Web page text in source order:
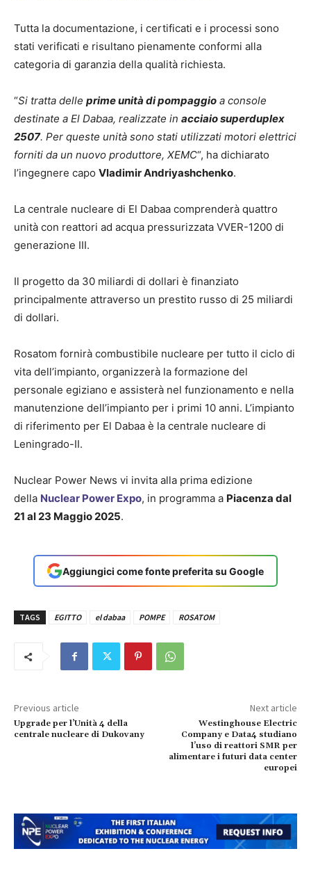
Tutta la documentazione, i certificati e i processi sono
stati verificati e risultano pienamente conformi alla
categoria di garanzia della qualità richiesta.
“Si tratta delle prime unità di pompaggio a console
destinate a El Dabaa, realizzate in acciaio superduplex
2507. Per queste unità sono stati utilizzati motori elettrici
forniti da un nuovo produttore, XEMC“, ha dichiarato
l’ingegnere capo Vladimir Andriyashchenko.
La centrale nucleare di El Dabaa comprenderà quattro
unità con reattori ad acqua pressurizzata VVER-1200 di
generazione III.
Il progetto da 30 miliardi di dollari è finanziato
principalmente attraverso un prestito russo di 25 miliardi
di dollari.
Rosatom fornirà combustibile nucleare per tutto il ciclo di
vita dell’impianto, organizzerà la formazione del
personale egiziano e assisterà nel funzionamento e nella
manutenzione dell’impianto per i primi 10 anni. L’impianto
di riferimento per El Dabaa è la centrale nucleare di
Leningrado-II.
Nuclear Power News vi invita alla prima edizione
della Nuclear Power Expo, in programma a Piacenza dal
21 al 23 Maggio 2025.
Aggiungici come fonte preferita su Google
TAGS EGITTO el dabaa POMPE ROSATOM
Previous article
Upgrade per l’Unità 4 della
centrale nucleare di Dukovany
Next article
Westinghouse Electric
Company e Data4 studiano
l’uso di reattori SMR per
alimentare i futuri data center
europei